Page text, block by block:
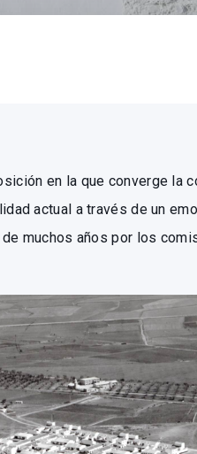
en la que converge la
actual a través de un
muchos años por los